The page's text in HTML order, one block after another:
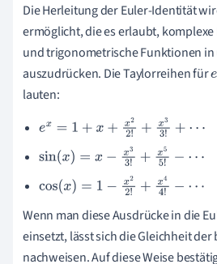
Die Herleitung der Euler-Identität
ermöglicht, die es erlaubt,
und trigonometrische Funktionen
auszudrücken. Die Taylorreihen füre
lauten:
ex=1+ x+ x2 2!+x3 3!+ ⋯
sin(x)=x −x 33 !+x 55! −⋯
cos(x)= 1−x 22 !+ x44 −⋯
Wenn man diese Ausdrücke in die
einsetzt, lässt sich die Gleichheit der
nachweisen. Auf diese Weise